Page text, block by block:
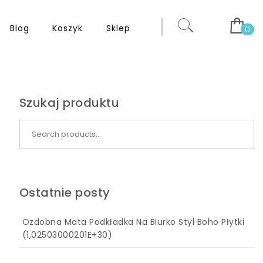
Blog Koszyk Sklep 0
Szukaj produktu
Ostatnie posty
Ozdobna Mata Podkładka Na Biurko Styl Boho Płytki
(1,02503000201E+30)